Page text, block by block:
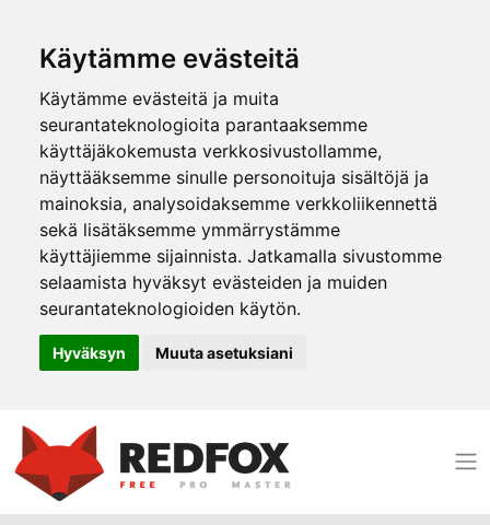
Käytämme evästeitä
Käytämme evästeitä ja muita
seurantateknologioita parantaaksemme
käyttäjäkokemusta verkkosivustollamme,
näyttääksemme sinulle personoituja sisältöjä ja
mainoksia, analysoidaksemme verkkoliikennettä
sekä lisätäksemme ymmärrystämme
käyttäjiemme sijainnista. Jatkamalla sivustomme
selaamista hyväksyt evästeiden ja muiden
seurantateknologioiden käytön.
Hyväksyn Muuta asetuksiani